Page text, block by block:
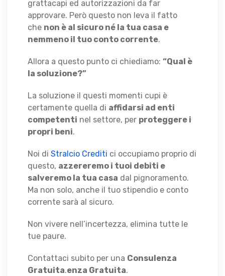
grattacapi ed autorizzazioni da far
approvare. Però questo non leva il fatto
che non è al sicuro né la tua casa e
nemmeno il tuo conto corrente.
Allora a questo punto ci chiediamo: “Qual è
la soluzione?”
La soluzione il questi momenti cupi è
certamente quella di affidarsi ad enti
competenti nel settore, per proteggere i
propri beni.
Noi di Stralcio Crediti ci occupiamo proprio di
questo, azzereremo i tuoi debiti e
salveremo la tua casa dal pignoramento.
Ma non solo, anche il tuo stipendio e conto
corrente sarà al sicuro.
Non vivere nell’incertezza, elimina tutte le
tue paure.
Contattaci subito per una Consulenza
Gratuita.enza Gratuita.